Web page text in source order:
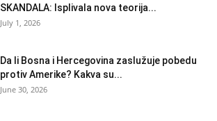
SKANDALA: Isplivala nova teorija...
July 1, 2026
Da li Bosna i Hercegovina zaslužuje pobedu
protiv Amerike? Kakva su...
June 30, 2026